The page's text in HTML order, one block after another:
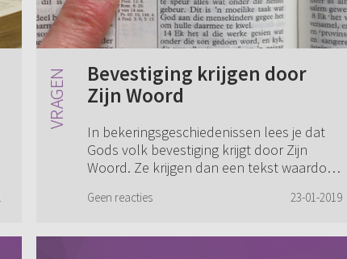
Bevestiging krijgen door
Zijn Woord
In bekeringsgeschiedenissen lees je dat
Gods volk bevestiging krijgt door Zijn
Woord. Ze krijgen dan een tekst waardoor
Maar hoe krijg je die tekst? Is dat d...
Geen reacties 23-01-2019